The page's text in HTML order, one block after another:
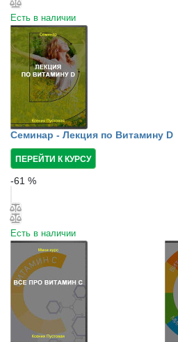
Есть в наличии
Семинар - Лекция по Витамину D
ПЕРЕЙТИ К КУРСУ
-61 %
Есть в наличии